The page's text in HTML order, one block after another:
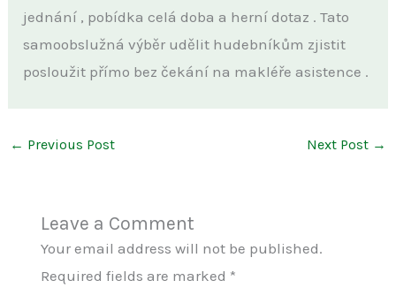
jednání , pobídka celá doba a herní dotaz . Tato
samoobslužná výběr udělit hudebníkům zjistit
posloužit přímo bez čekání na makléře asistence .
← Previous Post Next Post →
Leave a Comment
Your email address will not be published.
Required fields are marked *